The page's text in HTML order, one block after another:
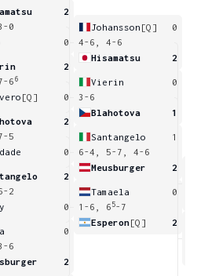
2
0
0
2
66
[Q] 0
2
5
0
2
2
0
0
6
2
Johansson [Q]
0
4-6, 4-6
Hisamatsu
2
Vierin
0
3-6
Blahotova
1
Santangelo
1
6-4, 5-7, 4-6
Meusburger
2
Tamaela
0
1-6, 6 5-7
Esperon[Q] 2